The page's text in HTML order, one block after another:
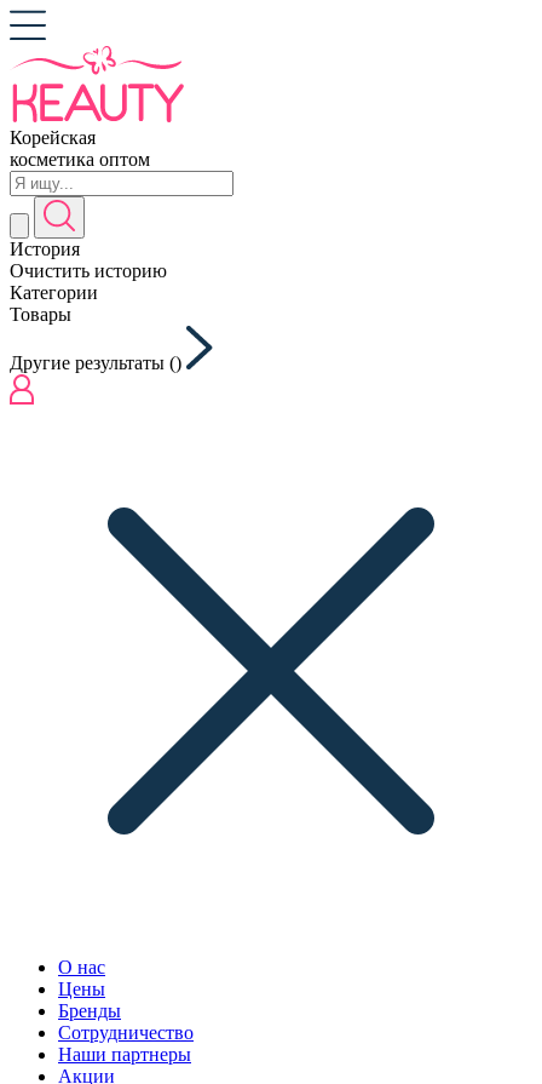
Корейская
косметика оптом
История
Очистить историю
Категории
Товары
Другие результаты ()
О нас
Цены
Бренды
Сотрудничество
Наши партнеры
Акции